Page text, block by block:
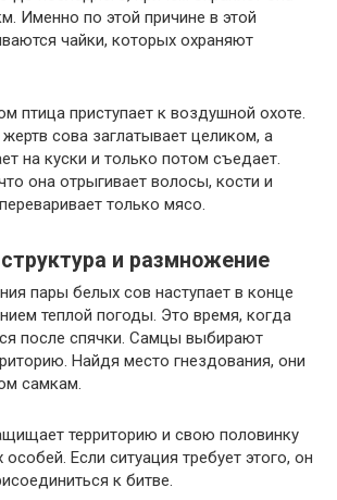
Именно по этой причине в этой
чайки, которых охраняют
птица приступает к воздушной охоте.
сова заглатывает целиком, а
на куски и только потом съедает.
она отрыгивает волосы, кости и
только мясо.
и размножение
пары белых сов наступает в конце
теплой погоды. Это время, когда
после спячки. Самцы выбирают
Найдя место гнездования, они
самкам.
территорию и свою половинку
особей. Если ситуация требует этого, он
к битве.